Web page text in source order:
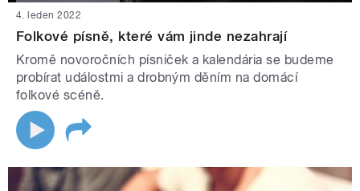
4. leden 2022
Folkové písně, které vám jinde nezahrají
Kromě novoročních písniček a kalendária se budeme
probírat událostmi a drobným děním na domácí
folkové scéně.